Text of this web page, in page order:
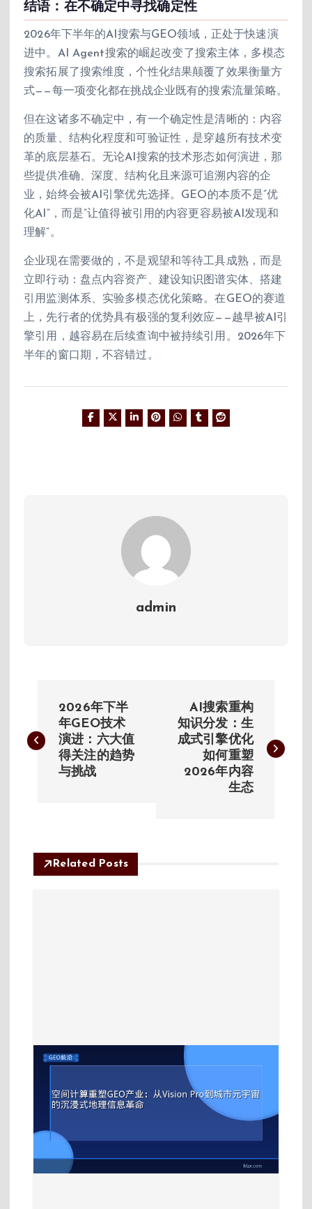
结语：在不确定中寻找确定性
2026年下半年的AI搜索与GEO领域，正处于快速演
进中。AI Agent搜索的崛起改变了搜索主体，多模态
搜索拓展了搜索维度，个性化结果颠覆了效果衡量方
式——每一项变化都在挑战企业既有的搜索流量策略。
但在这诸多不确定中，有一个确定性是清晰的：内容
的质量、结构化程度和可验证性，是穿越所有技术变
革的底层基石。无论AI搜索的技术形态如何演进，那
些提供准确、深度、结构化且来源可追溯内容的企
业，始终会被AI引擎优先选择。GEO的本质不是”优
化AI”，而是”让值得被引用的内容更容易被AI发现和
理解”。
企业现在需要做的，不是观望和等待工具成熟，而是
立即行动：盘点内容资产、建设知识图谱实体、搭建
引用监测体系、实验多模态优化策略。在GEO的赛道
上，先行者的优势具有极强的复利效应——越早被AI引
擎引用，越容易在后续查询中被持续引用。2026年下
半年的窗口期，不容错过。
admin
章
2026年下半
年GEO技术
演进：六大值
得关注的趋势
与挑战
AI搜索重构
知识分发：生
成式引擎优化
如何重塑
2026年内容
生态
Related Posts